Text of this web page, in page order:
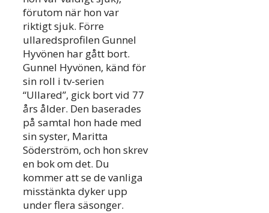
förutom när hon var
riktigt sjuk. Förre
ullaredsprofilen Gunnel
Hyvönen har gått bort.
Gunnel Hyvönen, känd för
sin roll i tv-serien
“Ullared”, gick bort vid 77
års ålder. Den baserades
på samtal hon hade med
sin syster, Maritta
Söderström, och hon skrev
en bok om det. Du
kommer att se de vanliga
misstänkta dyker upp
under flera säsonger.